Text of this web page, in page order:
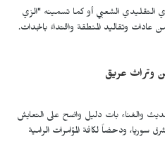
التقليدي الشعبي أو كما تسمينه "الزي
عادات وتقاليد المنطقة واقتداءً بالجدات.
فن وتراث عريق
والغناء بات دليل واضح على التعايش
سوريا، ودحضاً لكافة المؤامرات الرامية